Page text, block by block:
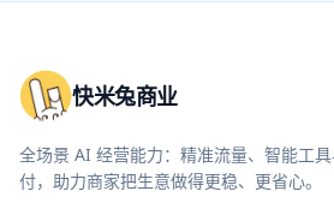
快米兔商业
全场景 AI 经营能力：精准流量、智能工
付，助力商家把生意做得更稳、更省心。